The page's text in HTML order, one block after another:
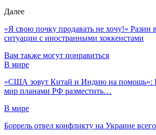
Далее
«Я свою почку продавать не хочу!» Разин
ситуации с иностранными хоккеистами
Вам также могут понравиться
В мире
«США зовут Китай и Индию на помощь»:
мир планами РФ разместить…
В мире
Боррель отвел конфликту на Украине